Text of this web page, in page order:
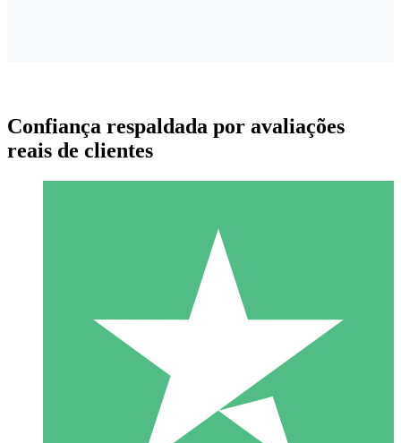
Pacotes de Créditos Individuais
Pague conforme o uso com créditos de download. Sem
1000
Confiança respaldada por avaliações
reais de clientes